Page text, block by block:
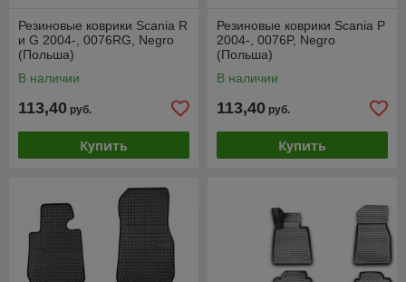
Резиновые коврики Scania R
и G 2004-, 0076RG, Negro
(Польша)
В наличии
113,40 руб.
Купить
Резиновые коврики Scania P
2004-, 0076P, Negro
(Польша)
В наличии
113,40 руб.
Купить